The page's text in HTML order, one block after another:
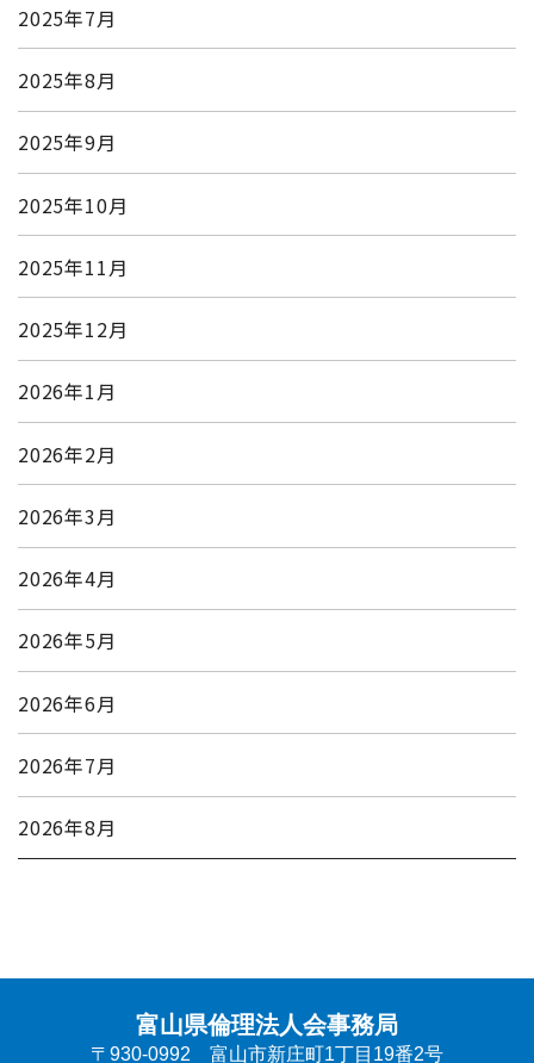
2025年7月
2025年8月
2025年9月
2025年10月
2025年11月
2025年12月
2026年1月
2026年2月
2026年3月
2026年4月
2026年5月
2026年6月
2026年7月
2026年8月
富山県倫理法人会事務局
〒930-0992 富山市新庄町1丁目19番2号